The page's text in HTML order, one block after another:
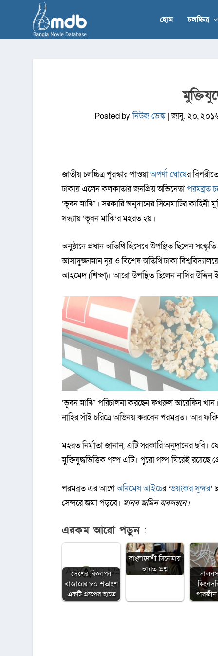
হোম চলচ্চিত্র
Posted byনিউজ ডেস্ক|জানু. ২০,
জাতীয় চলচ্চিত্র পুরস্কার পাওয়াঅপর্ণা ঘোষের
ঢাকায় এলেন কলকাতার জনপ্রিয় অভিনেতাপরমব্রত
‘ভূবন মাঝি’। সরকারি অনুদানের সিনেমাটির কাহিনী
সন্ধ্যায় ‘ভূবন মাঝি’র মহরত হয়।
অনুষ্ঠানে প্রধান অতিথি হিসেবে উপস্থিত ছিলেন সংস্কৃতি
আসাদুজ্জামান নূর ও বিশেষ অতিথি ঢাকা
আহমেদ (শিক্ষা)। আরো উপস্থিত ছিলেন নাসির
‘ভূবন মাঝি’ পরিচালনা করছেন ফখরুল আরেফিন
নাহির সাঁই চরিত্রে অভিনয় করবেন পরমব্রত। আর
মহরত নির্মাতা জানান, এটি সরকারি অনুদানের ছবি।
মুক্তিযুদ্ধভিত্তিক গল্প এটি। পুরো গল্প ঘিরেই রয়েছে
পরমব্রত এর আগেঅনিমেষ আইচের ‘ভয়ংকর সুন্দর’
সেন্সরে জমা পড়বে। মানব জমিন অবলম্বনে।
এরকম আরো পড়ুন :
দেশের বিজ্ঞাপন
বাজারের ৮০ শতাংশ
একটি গ্রুপের হাতে
বাংলাদেশী সিনেমায়
ভারত প্রশ্ন